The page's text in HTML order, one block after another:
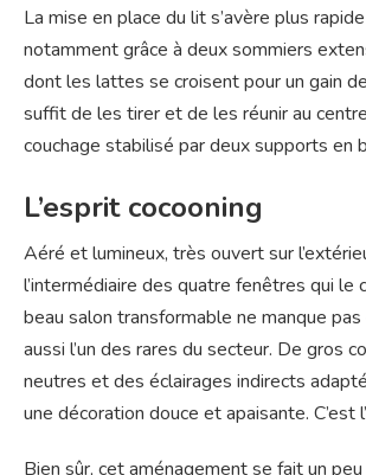
La mise en place du lit s’avère plus
notamment grâce à deux sommiers
dont les lattes se croisent pour un gain
suffit de les tirer et de les réunir au
couchage stabilisé par deux supports en
L’esprit cocooning
Aéré et lumineux, très ouvert sur
l’intermédiaire des quatre fenêtres qui le
beau salon transformable ne manque
aussi l’un des rares du secteur. De gros
neutres et des éclairages indirects
une décoration douce et apaisante. C’est
Bien sûr, cet aménagement se fait un